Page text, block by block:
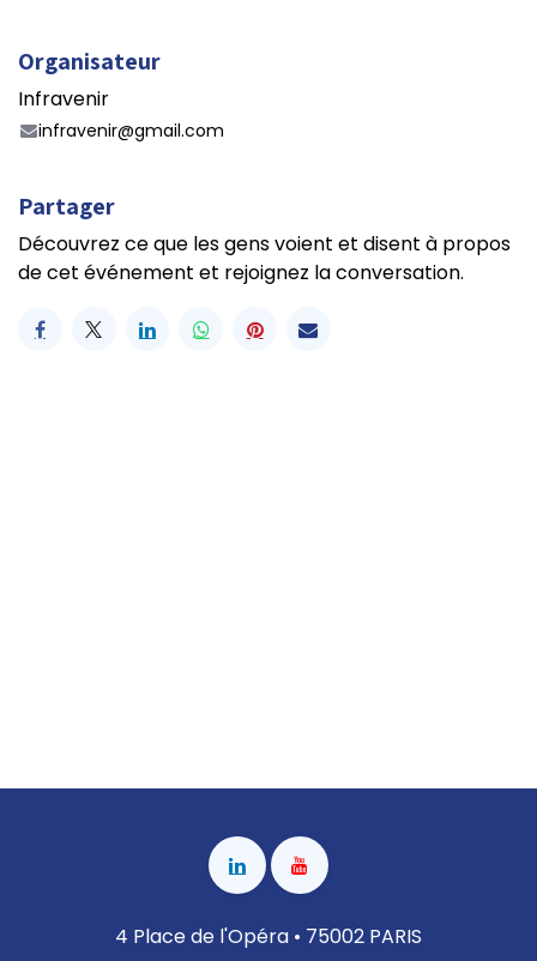
Organisateur
Infravenir
infravenir@gmail.com
Partager
Découvrez ce que les gens voient et disent à propos
de cet événement et rejoignez la conversation.
4 Place de l'Opéra • 75002 PARIS